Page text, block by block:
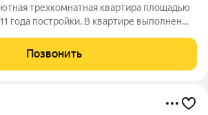
трехкомнатная квартира площадью
года постройки. В квартире выполнен
предложение как для большой семьи,
Позвонить